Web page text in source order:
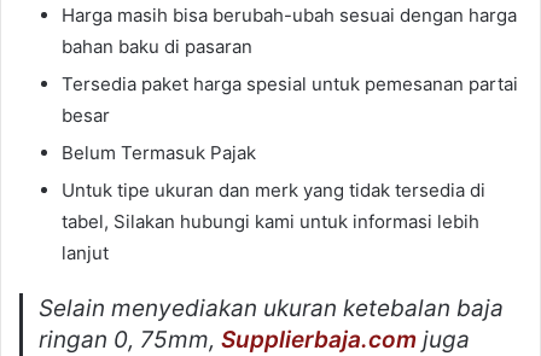
Harga masih bisa berubah-ubah sesuai dengan harga
bahan baku di pasaran
Tersedia paket harga spesial untuk pemesanan partai
besar
Belum Termasuk Pajak
Untuk tipe ukuran dan merk yang tidak tersedia di
tabel, Silakan hubungi kami untuk informasi lebih
lanjut
Selain menyediakan ukuran ketebalan baja
ringan 0, 75mm,Supplierbaja.com juga